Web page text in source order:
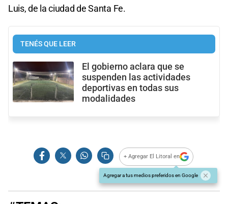
Luis, de la ciudad de Santa Fe.
TENÉS QUE LEER
El gobierno aclara que se
suspenden las actividades
deportivas en todas sus
modalidades
+ Agregar El Litoral en
Agregar a tus medios preferidos en Google